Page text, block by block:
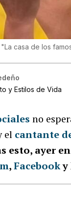
casa de los
y Estilos de Vida
no
el cantante
esto, ayer
,Facebooky